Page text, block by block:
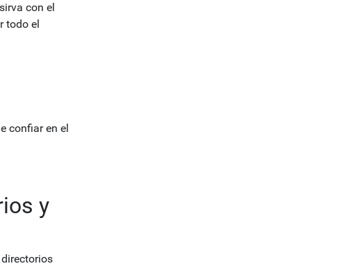
con el
todo el
confiar en el
y